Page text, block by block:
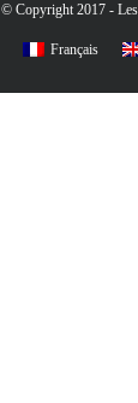
© Copyright 2017 -
Français